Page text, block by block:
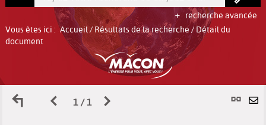
recherche avancée
Vous êtes ici : Accueil/ Résultats de la recherche / Détail du
document
Retour
Page
1 / 1
Page